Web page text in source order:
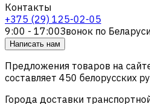
Контакты
+375 (29) 125-02-05
9:00 - 17:00Звонок по
Написать нам
Предложения товаров на
составляет 450 белорусских
Города доставки